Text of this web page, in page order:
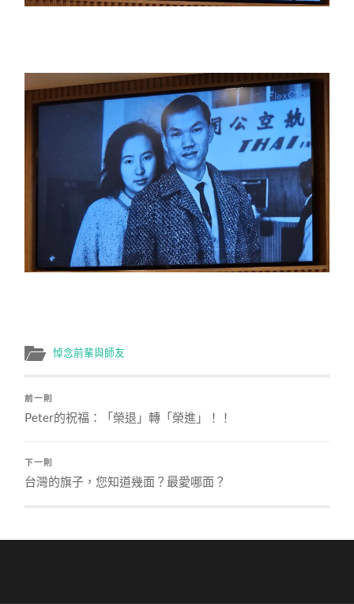
悼念前輩與師友
前一則
Peter的祝福：「榮退」轉「榮進」！！
下一則
台灣的旗子，您知道幾面？最愛哪面？